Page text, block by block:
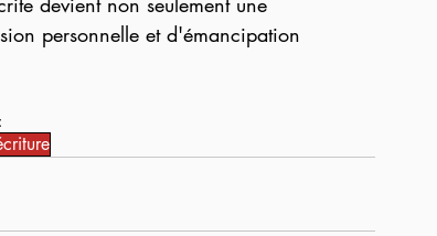
personnelle et d'émancipation